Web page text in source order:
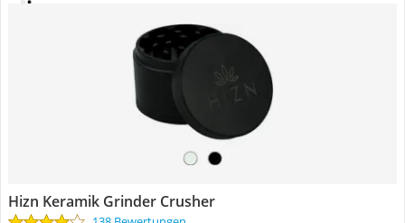
Hizn Keramik Grinder Crusher